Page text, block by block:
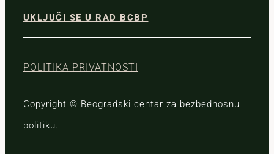
UKLJUČI SE U RAD BCBP
POLITIKA PRIVATNOSTI
Copyright © Beogradski centar za bezbednosnu
politiku.